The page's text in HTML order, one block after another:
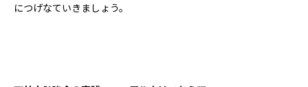
につげなていきましょう。